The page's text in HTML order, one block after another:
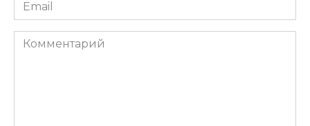
*
Комментарий